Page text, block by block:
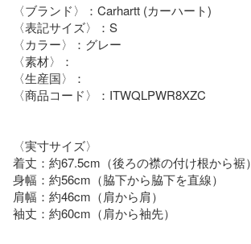
〈ブランド〉：Carhartt (カーハート)
〈表記サイズ〉：S
〈カラー〉：グレー
〈素材〉：
〈生産国〉：
〈商品コード〉：ITWQLPWR8XZC
〈実寸サイズ〉
着丈：約67.5cm（後ろの襟の付け根から裾）
身幅：約56cm（脇下から脇下を直線）
肩幅：約46cm（肩から肩）
袖丈：約60cm（肩から袖先）